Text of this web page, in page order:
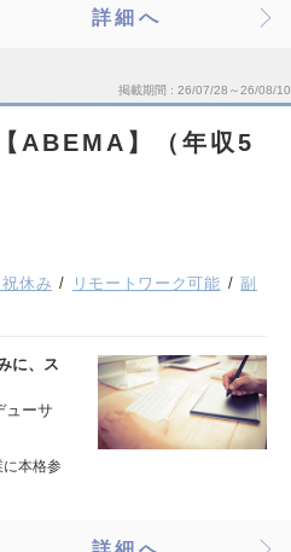
詳細へ
掲載期間 26/07/28～26/08/10
ABEMA】（年収5
休み リモートワーク可能
副
に、ス
ューサ
本格参